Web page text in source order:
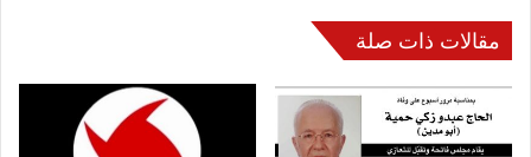
مقالات ذات صلة